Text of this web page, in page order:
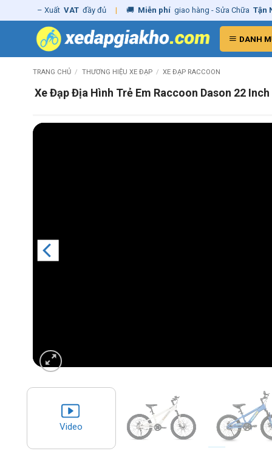
to
VAT đầy đủ | 🚚 Miễn phí giao hàng - Sửa Chữa Tận Nhà ✓
DANH
TRANG CHỦ / THƯƠNG HIỆU XE ĐẠP / XE ĐẠP RACCOON
Xe Đạp Địa Hình Trẻ Em Raccoon Dason 22 Inch
Video